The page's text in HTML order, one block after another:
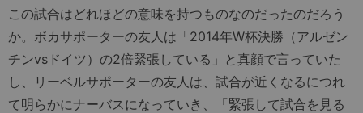
この試合はどれほどの意味を持つものなのだったのだろう
か。ボカサポーターの友人は「2014年W杯決勝（アルゼン
チンvsドイツ）の2倍緊張している」と真顔で言っていた
し、リーベルサポーターの友人は、試合が近くなるにつれ
て明らかにナーバスになっていき、「緊張して試合を見る